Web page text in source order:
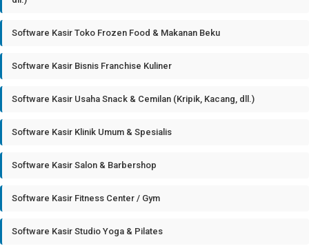
Software Kasir Toko Frozen Food & Makanan Beku
Software Kasir Bisnis Franchise Kuliner
Software Kasir Usaha Snack & Cemilan (Kripik, Kacang, dll.)
Software Kasir Klinik Umum & Spesialis
Software Kasir Salon & Barbershop
Software Kasir Fitness Center / Gym
Software Kasir Studio Yoga & Pilates